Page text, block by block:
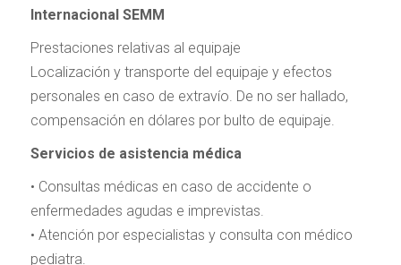
Internacional SEMM
Prestaciones relativas al equipaje
Localización y transporte del equipaje y efectos
personales en caso de extravío. De no ser hallado,
compensación en dólares por bulto de equipaje.
Servicios de asistencia médica
• Consultas médicas en caso de accidente o
enfermedades agudas e imprevistas.
• Atención por especialistas y consulta con médico
pediatra.